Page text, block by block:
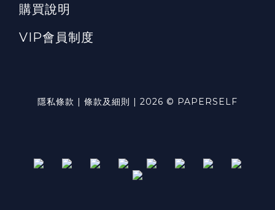
購買說明
VIP會員制度
隱私條款 | 條款及細則 | 2026 © PAPERSELF